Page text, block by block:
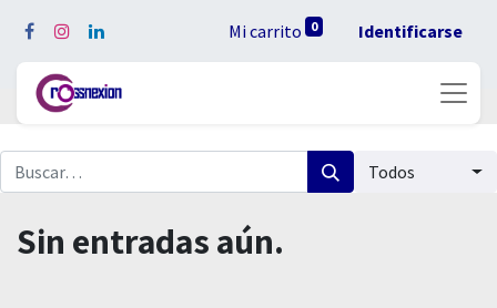
Mi carrito 0 Identificarse
Todos
Sin entradas aún.